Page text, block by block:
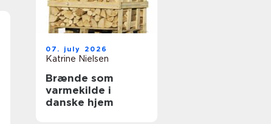
07. july 2026
Katrine Nielsen
Brænde som
varmekilde i
danske hjem